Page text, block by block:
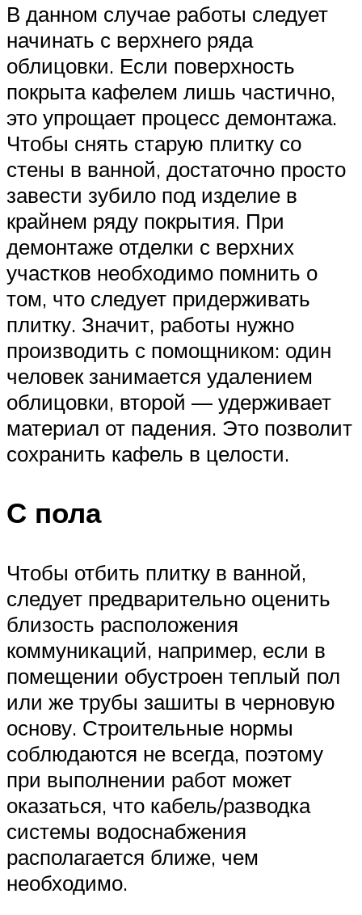
В данном случае работы следует
начинать с верхнего ряда
облицовки. Если поверхность
покрыта кафелем лишь частично,
это упрощает процесс демонтажа.
Чтобы снять старую плитку со
стены в ванной, достаточно просто
завести зубило под изделие в
крайнем ряду покрытия. При
демонтаже отделки с верхних
участков необходимо помнить о
том, что следует придерживать
плитку. Значит, работы нужно
производить с помощником: один
человек занимается удалением
облицовки, второй — удерживает
материал от падения. Это позволит
сохранить кафель в целости.
С пола
Чтобы отбить плитку в ванной,
следует предварительно оценить
близость расположения
коммуникаций, например, если в
помещении обустроен теплый пол
или же трубы зашиты в черновую
основу. Строительные нормы
соблюдаются не всегда, поэтому
при выполнении работ может
оказаться, что кабель/разводка
системы водоснабжения
располагается ближе, чем
необходимо.